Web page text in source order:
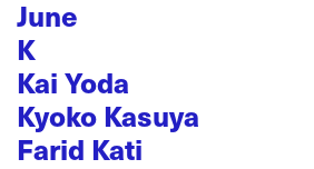
June
K
Kai Yoda
Kyoko Kasuya
Farid Kati